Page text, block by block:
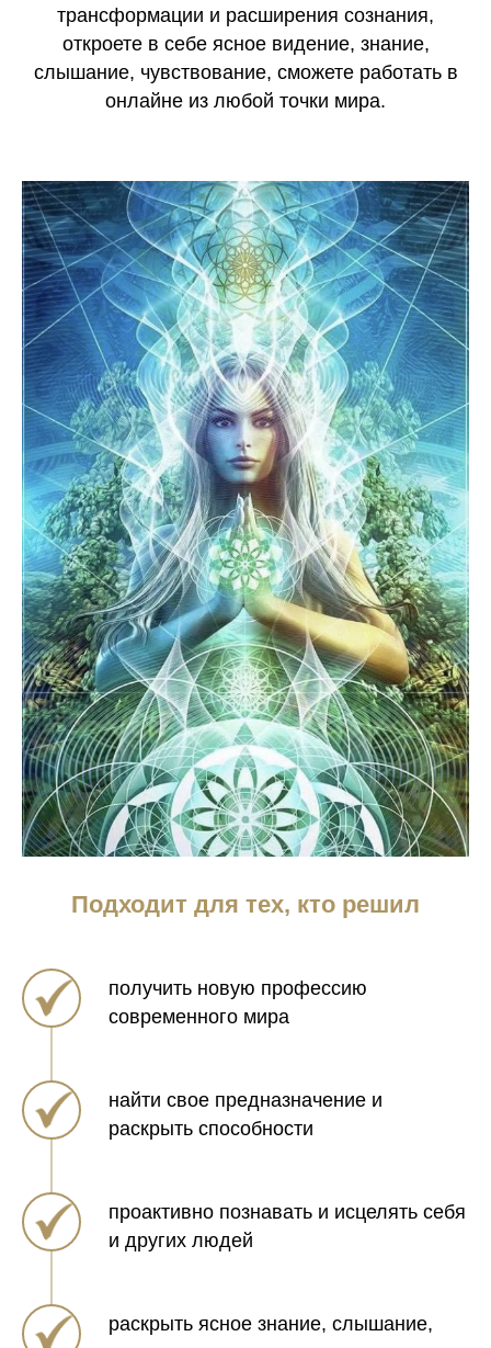
трансформации и расширения сознания,
откроете в себе ясное видение, знание,
слышание, чувствование, сможете работать в
онлайне из любой точки мира.
Подходит для тех, кто решил
получить новую профессию
современного мира
найти свое предназначение и
раскрыть способности
проактивно познавать и исцелять себя
и других людей
раскрыть ясное знание, слышание,